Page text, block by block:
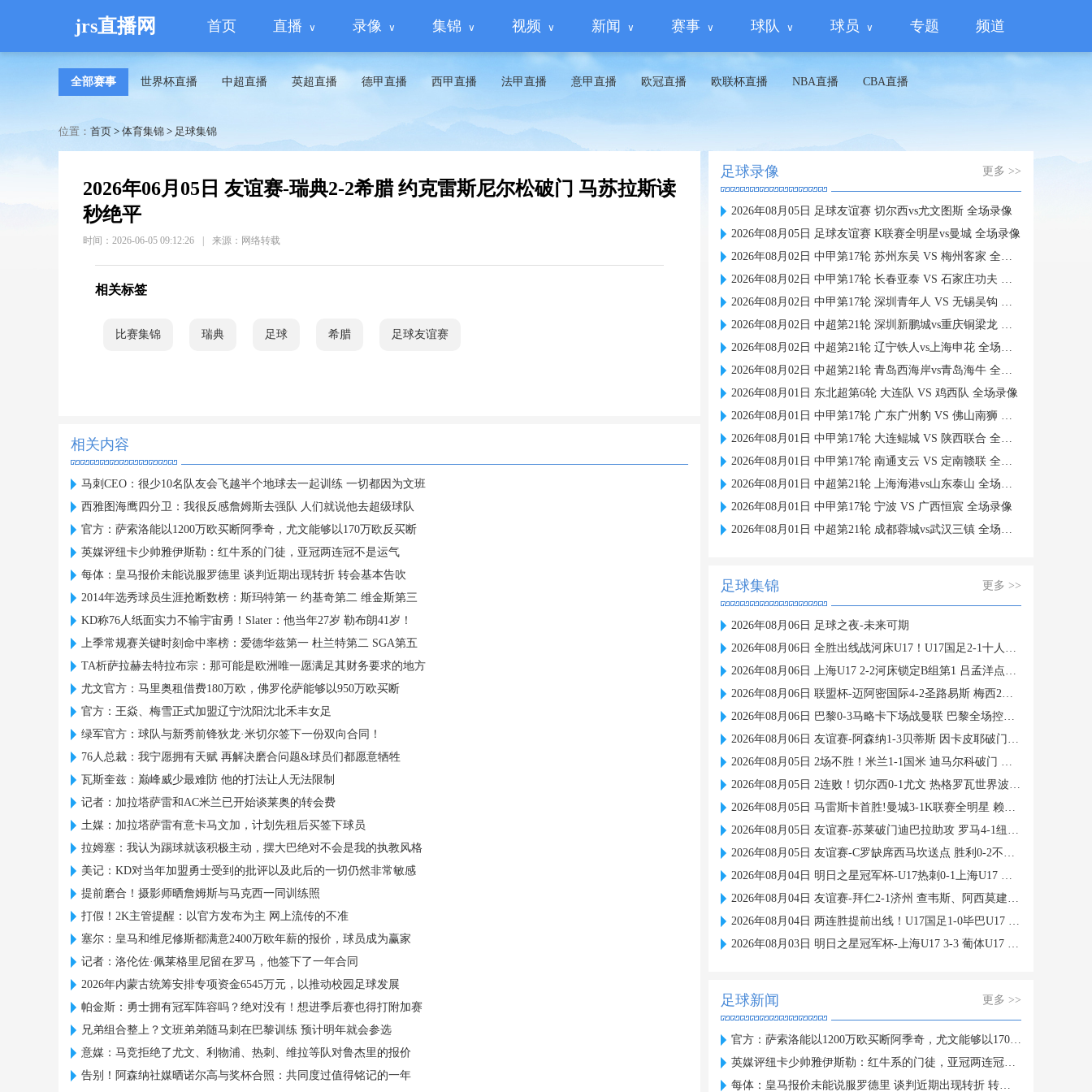
jrs直播网 首页 直播 录像 集锦 视频 新闻 赛事 球队 球员 专题 频道
全部赛事 世界杯直播 中超直播 英超直播 德甲直播 西甲直播 法甲直播 意甲直播 欧冠直播 欧联杯直播 NBA直播 CBA直播
位置： 首页 > 体育集锦 > 足球集锦
2026年06月05日 友谊赛-瑞典2-2希腊 约克雷斯尼尔松破门 马苏拉斯读
秒绝平
时间：2026-06-05 09:12:26 来源：网络转载
相关标签
比赛集锦 瑞典 足球 希腊 足球友谊赛
相关内容
马刺CEO：很少10名队友会飞越半个地球去一起训练 一切都因为文班
西雅图海鹰四分卫：我很反感詹姆斯去强队 人们就说他去超级球队
官方：萨索洛能以1200万欧买断阿季奇，尤文能够以170万欧反买断
英媒评纽卡少帅雅伊斯勒：红牛系的门徒，亚冠两连冠不是运气
每体：皇马报价未能说服罗德里 谈判近期出现转折 转会基本告吹
2014年选秀球员生涯抢断数榜：斯玛特第一 约基奇第二 维金斯第三
KD称76人纸面实力不输宇宙勇！Slater：他当年27岁 勒布朗41岁！
上季常规赛关键时刻命中率榜：爱德华兹第一 杜兰特第二 SGA第五
TA析萨拉赫去特拉布宗：那可能是欧洲唯一愿满足其财务要求的地方
尤文官方：马里奥租借费180万欧，佛罗伦萨能够以950万欧买断
官方：王焱、梅雪正式加盟辽宁沈阳沈北禾丰女足
绿军官方：球队与新秀前锋狄龙·米切尔签下一份双向合同！
76人总裁：我宁愿拥有天赋 再解决磨合问题&球员们都愿意牺牲
瓦斯奎兹：巅峰威少最难防 他的打法让人无法限制
记者：加拉塔萨雷和AC米兰已开始谈莱奥的转会费
土媒：加拉塔萨雷有意卡马文加，计划先租后买签下球员
拉姆塞：我认为踢球就该积极主动，摆大巴绝对不会是我的执教风格
美记：KD对当年加盟勇士受到的批评以及此后的一切仍然非常敏感
提前磨合！摄影师晒詹姆斯与马克西一同训练照
打假！2K主管提醒：以官方发布为主 网上流传的不准
塞尔：皇马和维尼修斯都满意2400万欧年薪的报价，球员成为赢家
记者：洛伦佐·佩莱格里尼留在罗马，他签下了一年合同
2026年内蒙古统筹安排专项资金6545万元，以推动校园足球发展
帕金斯：勇士拥有冠军阵容吗？绝对没有！想进季后赛也得打附加赛
兄弟组合整上？文班弟弟随马刺在巴黎训练 预计明年就会参选
意媒：马竞拒绝了尤文、利物浦、热刺、维拉等队对鲁杰里的报价
告别！阿森纳社媒晒诺尔高与奖杯合照：共同度过值得铭记的一年
足球录像 更多 >>
2026年08月05日 足球友谊赛 切尔西vs尤文图斯 全场录像
2026年08月05日 足球友谊赛 K联赛全明星vs曼城 全场录像
2026年08月02日 中甲第17轮 苏州东吴 VS 梅州客家 全场录像
2026年08月02日 中甲第17轮 长春亚泰 VS 石家庄功夫 全场录像
2026年08月02日 中甲第17轮 深圳青年人 VS 无锡吴钩 全场录像
2026年08月02日 中超第21轮 深圳新鹏城vs重庆铜梁龙 全场录像
2026年08月02日 中超第21轮 辽宁铁人vs上海申花 全场录像
2026年08月02日 中超第21轮 青岛西海岸vs青岛海牛 全场录像
2026年08月01日 东北超第6轮 大连队 VS 鸡西队 全场录像
2026年08月01日 中甲第17轮 广东广州豹 VS 佛山南狮 全场录像
2026年08月01日 中甲第17轮 大连鲲城 VS 陕西联合 全场录像
2026年08月01日 中甲第17轮 南通支云 VS 定南赣联 全场录像
2026年08月01日 中超第21轮 上海海港vs山东泰山 全场录像
2026年08月01日 中甲第17轮 宁波 VS 广西恒宸 全场录像
2026年08月01日 中超第21轮 成都蓉城vs武汉三镇 全场录像
足球集锦 更多 >>
2026年08月06日 足球之夜-未来可期
2026年08月06日 全胜出线战河床U17！U17国足2-1十人药厂U17 赵松源登场1分钟传射
2026年08月06日 上海U17 2-2河床锁定B组第1 吕孟洋点射阿布力米破门 将战A组第2
2026年08月06日 联盟杯-迈阿密国际4-2圣路易斯 梅西2射1传 阿伦助攻戴帽
2026年08月06日 巴黎0-3马略卡下场战曼联 巴黎全场控球近6成+8射3正未果
2026年08月06日 友谊赛-阿森纳1-3贝蒂斯 因卡皮耶破门难救主 福纳尔斯1射2传
2026年08月05日 2场不胜！米兰1-1国米 迪马尔科破门 恩昆库造点+点射拉莫斯登场
2026年08月05日 2连败！切尔西0-1尤文 热格罗瓦世界波制胜穆德里克时隔614天复出
2026年08月05日 马雷斯卡首胜!曼城3-1K联赛全明星 赖因德斯努里破门塞梅尼奥助攻
2026年08月05日 友谊赛-苏莱破门迪巴拉助攻 罗马4-1纽波特郡
2026年08月05日 友谊赛-C罗缺席西马坎送点 胜利0-2不敌阿尔梅里亚
2026年08月04日 明日之星冠军杯-U17热刺0-1上海U17 李文博制胜球
2026年08月04日 友谊赛-拜仁2-1济州 查韦斯、阿西莫建功马特乌斯彩虹过人送助攻
2026年08月04日 两连胜提前出线！U17国足1-0毕巴U17 程晟涵连场破门赵松源中楣
2026年08月03日 明日之星冠军杯-上海U17 3-3 葡体U17 梁锦鸿梅开二度
足球新闻 更多 >>
官方：萨索洛能以1200万欧买断阿季奇，尤文能够以170万欧反买断
英媒评纽卡少帅雅伊斯勒：红牛系的门徒，亚冠两连冠不是运气
每体：皇马报价未能说服罗德里 谈判近期出现转折 转会基本告吹